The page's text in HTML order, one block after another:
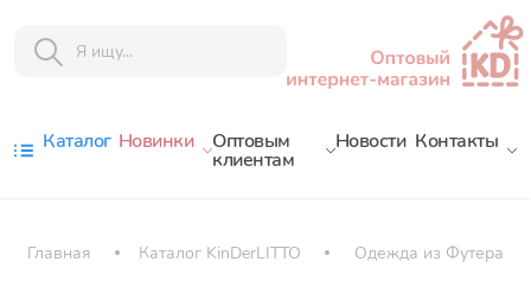
Каталог Новинки Оптовым
клиентам
Новости Контакты
Главная Каталог KinDerLITTO Одежда из Футера